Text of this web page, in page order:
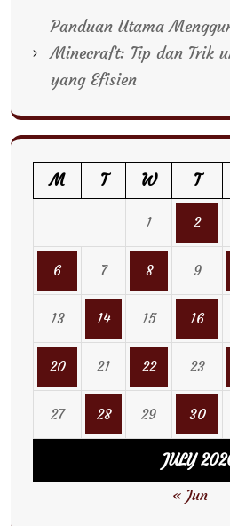
Panduan Utama
Minecraft: Tip dan Trik
yang Efisien
JULY
M T W T
1 2
6 7 8 9
13 14 15 16
20 21 22 23
27 28 29 30
« Jun